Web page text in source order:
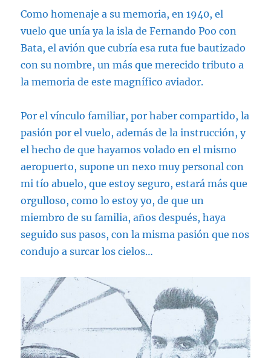
Como homenaje a su memoria, en 1940, el
vuelo que unía ya la isla de Fernando Poo con
Bata, el avión que cubría esa ruta fue bautizado
con su nombre, un más que merecido tributo a
la memoria de este magnífico aviador.
Por el vínculo familiar, por haber compartido, la
pasión por el vuelo, además de la instrucción, y
el hecho de que hayamos volado en el mismo
aeropuerto, supone un nexo muy personal con
mi tío abuelo, que estoy seguro, estará más que
orgulloso, como lo estoy yo, de que un
miembro de su familia, años después, haya
seguido sus pasos, con la misma pasión que nos
condujo a surcar los cielos…